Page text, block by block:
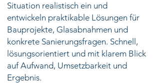
Situation realistisch ein und
entwickeln praktikable Lösungen für
Bauprojekte, Glasabnahmen und
konkrete Sanierungsfragen. Schnell,
lösungsorientiert und mit klarem Blick
auf Aufwand, Umsetzbarkeit und
Ergebnis.